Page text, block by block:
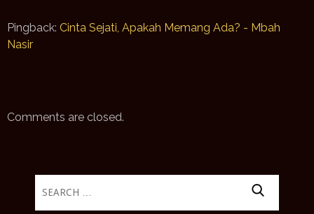
Pingback: Cinta Sejati, Apakah Memang Ada? - Mbah
Nasir
Comments are closed.
for: